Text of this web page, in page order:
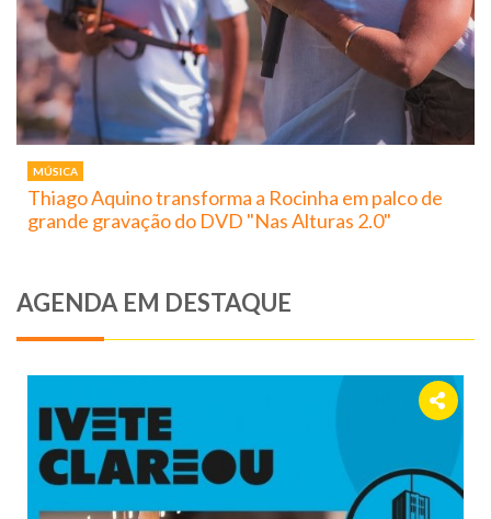
MÚSICA
Thiago Aquino transforma a Rocinha em palco de
grande gravação do DVD "Nas Alturas 2.0"
AGENDA EM DESTAQUE